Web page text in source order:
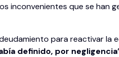
inconvenientes que se han
para reactivar la
definido, por